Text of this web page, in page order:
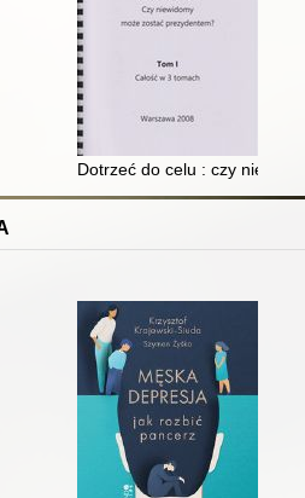
4 Dotrzeć do celu : czy